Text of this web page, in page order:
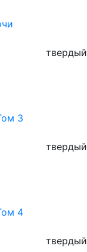
твердый
твердый
твердый